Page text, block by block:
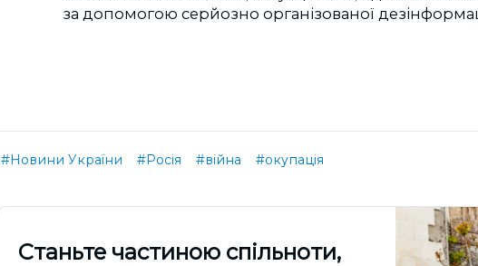
за допомогою серйозно організованої
#Новини України #Росія #війна #окупація
Cтаньте частиною спільноти,